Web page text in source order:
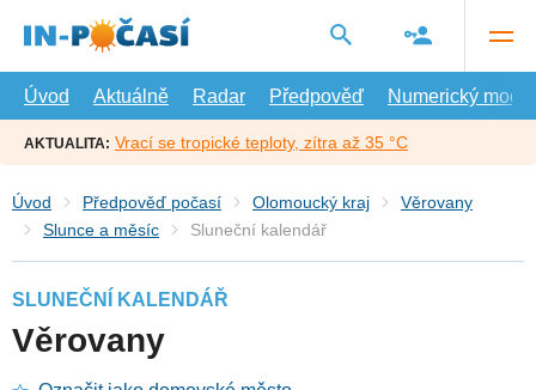
hlavní
Úvod
Aktuálně Radar Předpověď Numerický model
AKTUALITA: Vrací se tropické teploty, zítra až 35 °C
Úvod Předpověď počasí Olomoucký kraj
Věrovany
Slunce a měsíc
Sluneční kalendář
SLUNEČNÍ KALENDÁŘ
Věrovany